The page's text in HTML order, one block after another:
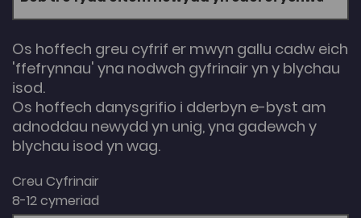
Os hoffech greu cyfrif er mwyn gallu cadw eich
'ffefrynnau' yna nodwch gyfrinair yn y blychau
isod.
Os hoffech danysgrifio i dderbyn e-byst am
adnoddau newydd yn unig, yna gadewch y
blychau isod yn wag.
Creu Cyfrinair
8-12 cymeriad